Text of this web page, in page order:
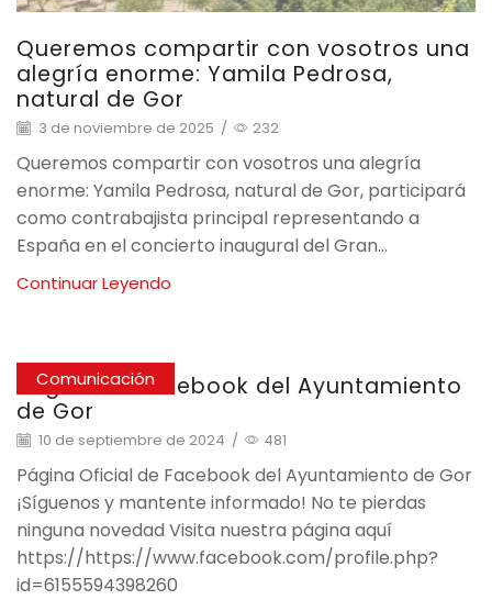
Queremos compartir con vosotros una
alegría enorme: Yamila Pedrosa,
natural de Gor
3 de noviembre de 2025 / 232
Queremos compartir con vosotros una alegría
enorme: Yamila Pedrosa, natural de Gor, participará
como contrabajista principal representando a
España en el concierto inaugural del Gran...
Continuar Leyendo
Comunicación
Página de facebook del Ayuntamiento
de Gor
10 de septiembre de 2024 / 481
Página Oficial de Facebook del Ayuntamiento de Gor
¡Síguenos y mantente informado! No te pierdas
ninguna novedad Visita nuestra página aquí
https://https://www.facebook.com/profile.php?
id=6155594398260